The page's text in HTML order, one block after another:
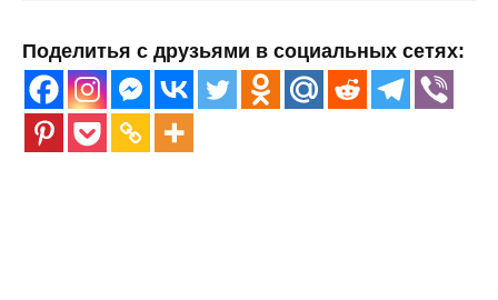
Поделитья с друзьями в социальных сетях: